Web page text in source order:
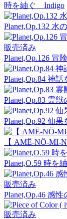
時を紬ぐ Indigo
Planet,Op.132 水
販売済み
Planet,Op.126 冒
Planet,Op.84 神
Planet,Op.83 霊
Planet,Op.92 仙
【 AMË-NÖ-
Planet,O.59 時を
販売済み
Planet,Op.46 感性
販売済み